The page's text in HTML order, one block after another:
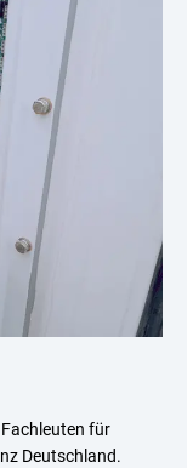
für
Deutschland.